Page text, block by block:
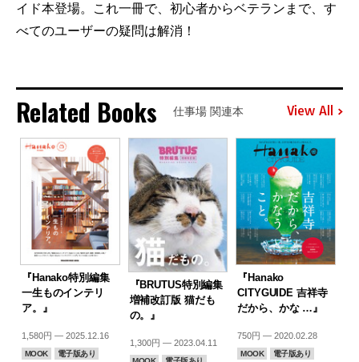
イド本登場。これ一冊で、初心者からベテランまで、す
べてのユーザーの疑問は解消！
Related Books 仕事場 関連本 View All
『Hanako特別編集
一生ものインテリ
ア。』
1,580円 — 2025.12.16
MOOK 電子版あり
『BRUTUS特別編集
増補改訂版 猫だも
の。』
1,300円 — 2023.04.11
『Hanako
CITYGUIDE 吉祥寺
だから、かな …』
750円 — 2020.02.28
MOOK 電子版あり